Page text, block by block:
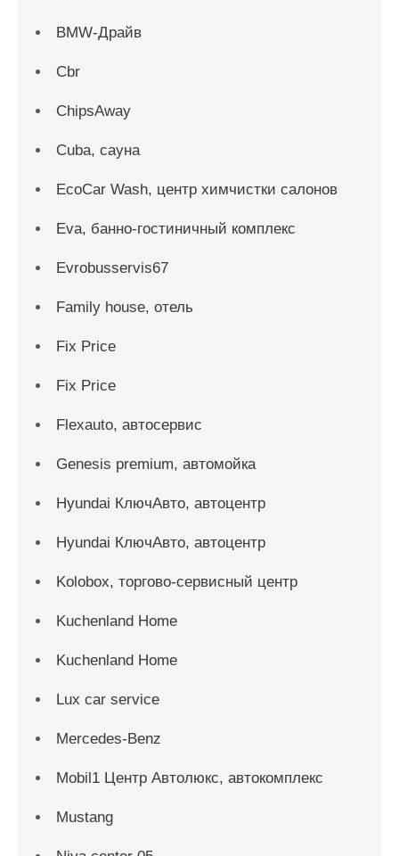
BMW-Драйв
Cbr
ChipsAway
Cuba, сауна
EcoCar Wash, центр химчистки салонов
Eva, банно-гостиничный комплекс
Evrobusservis67
Family house, отель
Fix Price
Fix Price
Flexauto, автосервис
Genesis premium, автомойка
Hyundai КлючАвто, автоцентр
Hyundai КлючАвто, автоцентр
Kolobox, торгово-сервисный центр
Kuchenland Home
Kuchenland Home
Lux car service
Mercedes-Benz
Mobil1 Центр Автолюкс, автокомплекс
Mustang